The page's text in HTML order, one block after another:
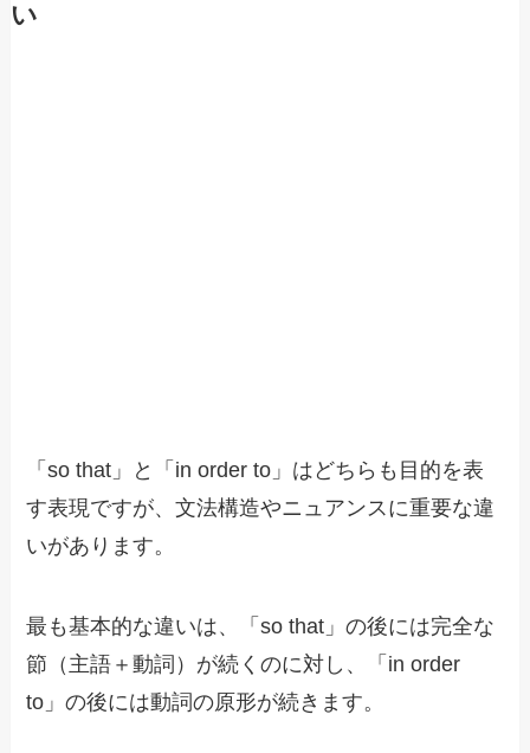
い
「so that」と「in order to」はどちらも目的を表
す表現ですが、文法構造やニュアンスに重要な違
いがあります。
最も基本的な違いは、「so that」の後には完全な
節（主語＋動詞）が続くのに対し、「in order
to」の後には動詞の原形が続きます。